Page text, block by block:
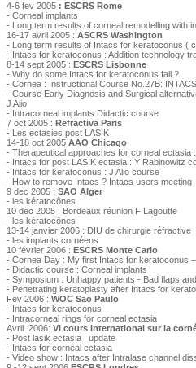
4-6 fev 2005 : ESCRS Rome
- Corneal implants
- Long term results of corneal remodelling with
16-17 avril 2005 : ASCRS Washington
- Long term results of Intacs for keratoconus (
- Intacs for keratoconus : Addition technology
8-14 sept 2005 : ESCRS Lisbonne
- Why do some Intacs for keratoconus fail ?
- Cornea : Instructional Course No.27B: INTACS
- Course Early Diagnosis and Surgical
J Alio
- Intracorneal implants Didactic course
7 oct 2005 : Refractiva Paris
- Les ectasies post LASIK
14-18 oct 2005 AAO Chicago
- Therapeutical approaches for corneal
- Intacs for post LASIK ectasia : Y Rabinowitz
- Intacs for keratoconus : J Alio course
- How to remove Intacs ? Intacs users meeting
9 dec 2005 : SAO Alger
- les kératocônes
10 dec 2005 : Bordeaux réunion F Lagoutte
- les kératocônes
13-14 janvier 2006 : DIU de chirurgie réfractive
- les implants cornéens
10 février 2006 : ESCRS Monte Carlo
- Cornea Day : My first Intacs for keratoconus
- Didactic course : Corneal implants
- Symposium : Unhappy patients - Bad flaps
- Penetrating keratoplasty after Intacs for
Fev 2006 : WOC Sao Paulo
- Intacs for keratoconus
- Intracorneal rings for corneal ectasia
Avril 2006: VI cours international sur la
- Post lasik ectasia : update
- Intacs for corneal ectasia
- Video show : Intacs after Intralase channel